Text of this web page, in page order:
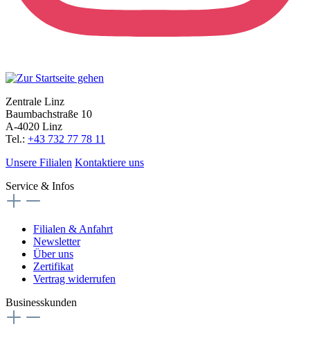
Zentrale Linz
Baumbachstraße 10
A-4020 Linz
Tel.: +43 732 77 78 11
Unsere Filialen Kontaktiere uns
Service & Infos
Filialen & Anfahrt
Newsletter
Über uns
Zertifikat
Vertrag widerrufen
Businesskunden